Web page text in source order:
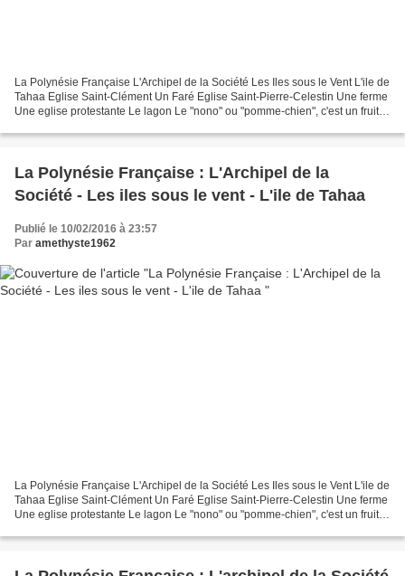
La Polynésie Française L'Archipel de la Société Les Iles sous le Vent L'ile de
Tahaa Eglise Saint-Clément Un Faré Eglise Saint-Pierre-Celestin Une ferme
Une eglise protestante Le lagon Le "nono" ou "pomme-chien", c'est un fruit
La Polynésie Française : L'Archipel de la
Société - Les iles sous le vent - L'ile de Tahaa
Publié le 10/02/2016 à 23:57
Par amethyste1962
La Polynésie Française L'Archipel de la Société Les Iles sous le Vent L'ile de
Tahaa Eglise Saint-Clément Un Faré Eglise Saint-Pierre-Celestin Une ferme
Une eglise protestante Le lagon Le "nono" ou "pomme-chien", c'est un fruit